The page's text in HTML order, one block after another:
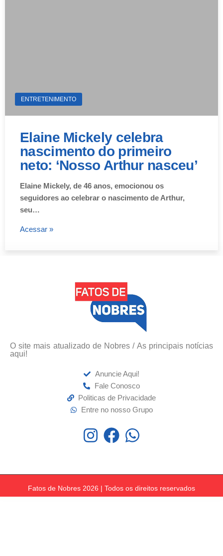
ENTRETENIMENTO
Elaine Mickely celebra
nascimento do primeiro
neto: ‘Nosso Arthur nasceu’
Elaine Mickely, de 46 anos, emocionou os
seguidores ao celebrar o nascimento de Arthur,
seu…
Acessar »
O site mais atualizado de Nobres / As principais notícias
aqui!
Anuncie Aqui!
Fale Conosco
Politicas de Privacidade
Entre no nosso Grupo
Fatos de Nobres 2026 | Todos os direitos reservados